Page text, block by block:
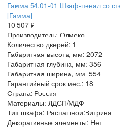
Гамма 54.01-01 Шкаф-пенал со
[Гамма]
10 507 ₽
Производитель: Олмеко
Количество дверей: 1
Габаритная высота, мм: 2072
Габаритная глубина, мм: 356
Габаритная ширина, мм: 554
Гарантийный срок мес.: 18
Страна: Россия
Материалы: ЛДСП/МДФ
Тип шкафа: Распашной:Витрина
Декоративные элементы: Нет